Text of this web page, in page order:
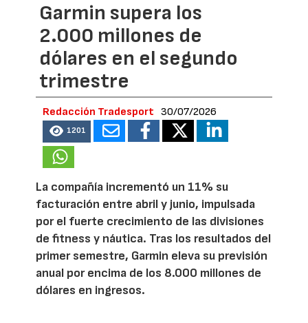
Garmin supera los
2.000 millones de
dólares en el segundo
trimestre
Redacción Tradesport 30/07/2026
1201
La compañía incrementó un 11% su
facturación entre abril y junio, impulsada
por el fuerte crecimiento de las divisiones
de fitness y náutica. Tras los resultados del
primer semestre, Garmin eleva su previsión
anual por encima de los 8.000 millones de
dólares en ingresos.